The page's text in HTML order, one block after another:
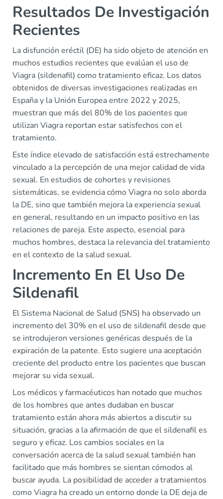
Resultados De Investigación
Recientes
La disfunción eréctil (DE) ha sido objeto de atención en
muchos estudios recientes que evalúan el uso de
Viagra (sildenafil) como tratamiento eficaz. Los datos
obtenidos de diversas investigaciones realizadas en
España y la Unión Europea entre 2022 y 2025,
muestran que más del 80% de los pacientes que
utilizan Viagra reportan estar satisfechos con el
tratamiento.
Este índice elevado de satisfacción está estrechamente
vinculado a la percepción de una mejor calidad de vida
sexual. En estudios de cohortes y revisiones
sistemáticas, se evidencia cómo Viagra no solo aborda
la DE, sino que también mejora la experiencia sexual
en general, resultando en un impacto positivo en las
relaciones de pareja. Este aspecto, esencial para
muchos hombres, destaca la relevancia del tratamiento
en el contexto de la salud sexual.
Incremento En El Uso De
Sildenafil
El Sistema Nacional de Salud (SNS) ha observado un
incremento del 30% en el uso de sildenafil desde que
se introdujeron versiones genéricas después de la
expiración de la patente. Esto sugiere una aceptación
creciente del producto entre los pacientes que buscan
mejorar su vida sexual.
Los médicos y farmacéuticos han notado que muchos
de los hombres que antes dudaban en buscar
tratamiento están ahora más abiertos a discutir su
situación, gracias a la afirmación de que el sildenafil es
seguro y eficaz. Los cambios sociales en la
conversación acerca de la salud sexual también han
facilitado que más hombres se sientan cómodos al
buscar ayuda. La posibilidad de acceder a tratamientos
como Viagra ha creado un entorno donde la DE deja de